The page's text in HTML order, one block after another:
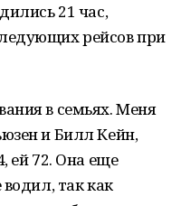
21 час,
рейсов при
в семьях. Меня
и Билл Кейн,
ей 72. Она еще
так как